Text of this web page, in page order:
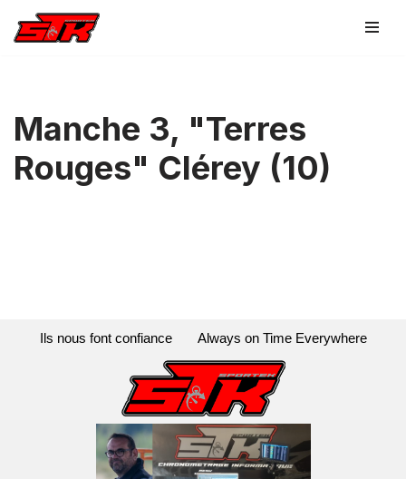
Manche 3, "Terres
Rouges" Clérey (10)
Ils nous font confiance Always on Time Everywhere